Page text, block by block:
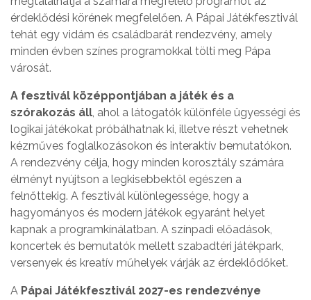
érdeklődési körének megfelelően. A Pápai Játékfesztivál
tehát egy vidám és családbarát rendezvény, amely
minden évben színes programokkal tölti meg Pápa
városát.
A fesztivál középpontjában a játék és a
szórakozás áll, ahol a látogatók különféle ügyességi és
logikai játékokat próbálhatnak ki, illetve részt vehetnek
kézműves foglalkozásokon és interaktív bemutatókon.
A rendezvény célja, hogy minden korosztály számára
élményt nyújtson a legkisebbektől egészen a
felnőttekig. A fesztivál különlegessége, hogy a
hagyományos és modern játékok egyaránt helyet
kapnak a programkínálatban. A színpadi előadások,
koncertek és bemutatók mellett szabadtéri játékpark,
versenyek és kreatív műhelyek várják az érdeklődőket.
A Pápai Játékfesztivál 2027-es rendezvénye